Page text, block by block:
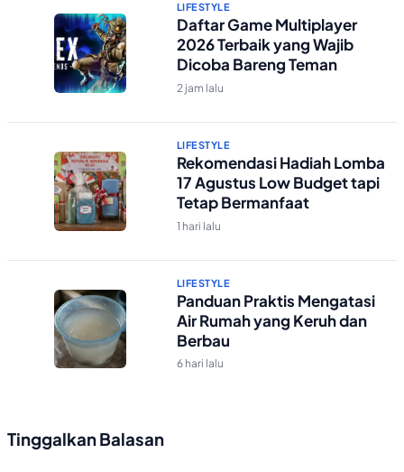
LIFESTYLE
Daftar Game Multiplayer
2026 Terbaik yang Wajib
Dicoba Bareng Teman
2 jam lalu
LIFESTYLE
Rekomendasi Hadiah Lomba
17 Agustus Low Budget tapi
Tetap Bermanfaat
1 hari lalu
LIFESTYLE
Panduan Praktis Mengatasi
Air Rumah yang Keruh dan
Berbau
6 hari lalu
Tinggalkan Balasan